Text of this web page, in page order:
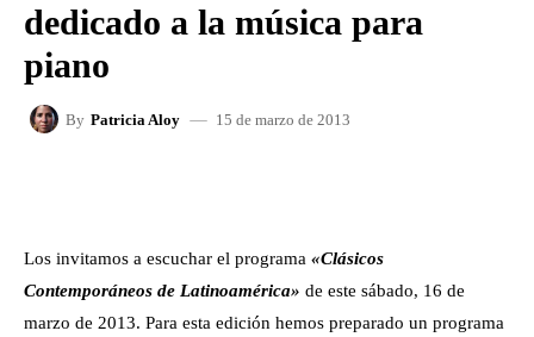
dedicado a la música para
piano
By Patricia Aloy 15 de marzo de 2013
Los invitamos a escuchar el programa «Clásicos
Contemporáneos de Latinoamérica» de este sábado, 16 de
marzo de 2013. Para esta edición hemos preparado un programa